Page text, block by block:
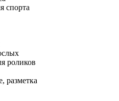
спорта
роликов
разметка